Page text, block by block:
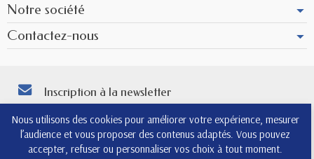
Nous utilisons des cookies pour améliorer votre expérience, mesurer
l’audience et vous proposer des contenus adaptés. Vous pouvez
accepter, refuser ou personnaliser vos choix à tout moment.
Notre société
Contactez-nous
Inscription à la newsletter
informations de contact dans les conditions d'utilisation du site.
4.8